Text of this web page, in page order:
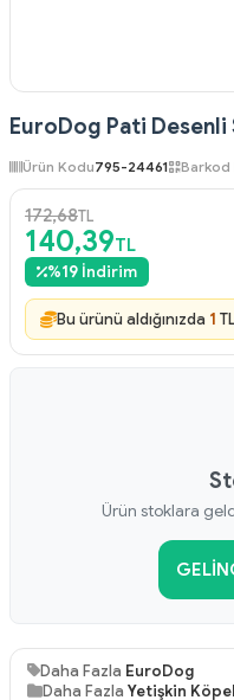
EuroDog Pati Desenli
Ürün Kodu795-24461 Barkod
172,68TL
140,39TL
%19 İndirim
Bu ürünü aldığınızda 1
Ürün stoklara
Daha Fazla EuroDog
Daha Fazla Yetişkin